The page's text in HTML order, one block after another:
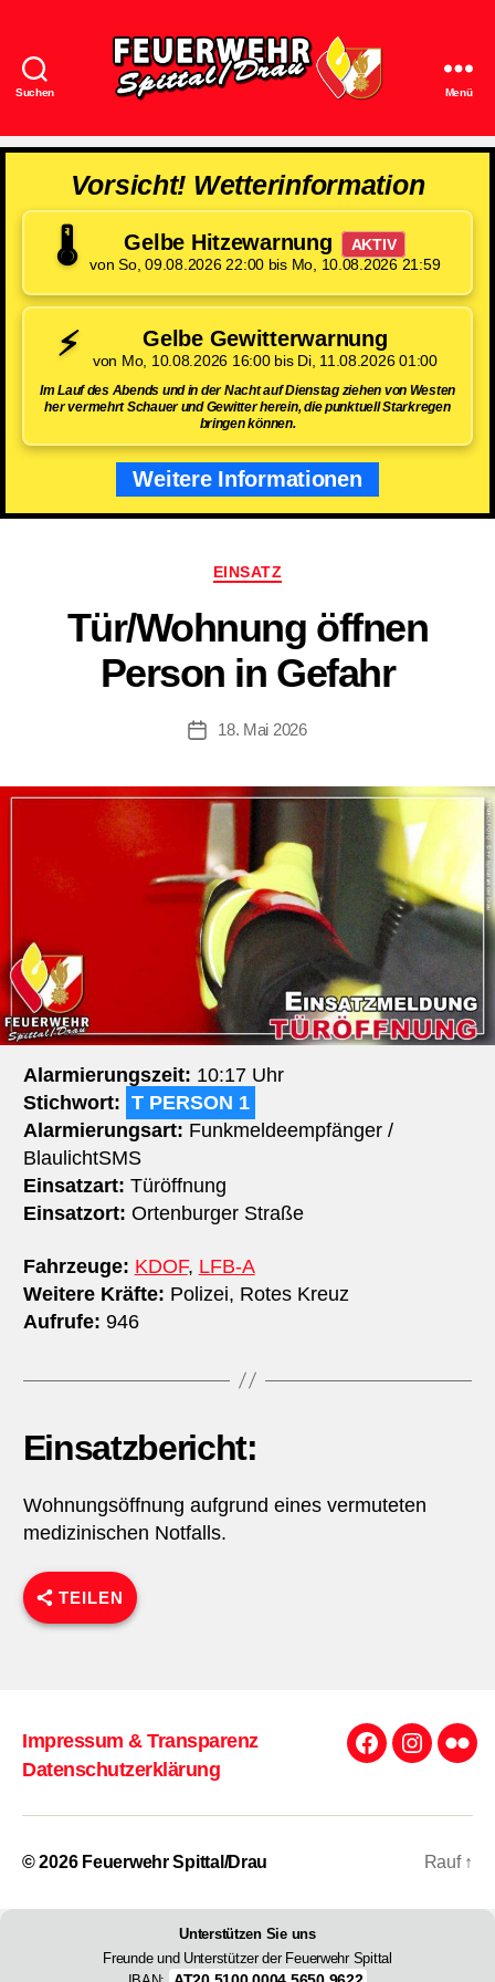
Suchen
Spittal/Drau
Menü
Vorsicht! Wetterinformation
🌡️ Gelbe Hitzewarnung
AKTIV
von So, 09.08.2026 22:00 bis Mo, 10.08.2026 21:59
⚡ Gelbe Gewitterwarnung
von Mo, 10.08.2026 16:00 bis Di, 11.08.2026 01:00
Im Lauf des Abends und in der Nacht auf Dienstag ziehen von Westen
her vermehrt Schauer und Gewitter herein, die punktuell Starkregen
bringen können.
Weitere Informationen
Kategorien
EINSATZ
Tür/​Wohnung öffnen
Person in Gefahr
Beitragsdatum
18. Mai 2026
Alarmierungszeit: 10:17 Uhr
Stichwort: T PERSON 1
Alarmierungsart: Funkmeldeempfänger /
BlaulichtSMS
Einsatzart: Türöffnung
Einsatzort: Ortenburger Straße
Fahrzeuge: KDOF, LFB-A
Weitere Kräfte: Polizei, Rotes Kreuz
Aufrufe: 946
Einsatzbericht:
Wohnungsöffnung aufgrund eines vermuteten
medizinischen Notfalls.
TEILEN
Impressum & Transparenz
Datenschutzerklärung
Facebook
© 2026 Feuerwehr Spittal/Drau Rauf ↑
Unterstützen Sie uns
Freunde und Unterstützer der Feuerwehr Spittal